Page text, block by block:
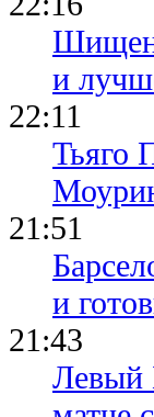
и
22:11
Тьяго
21:51
и
21:43
Левый